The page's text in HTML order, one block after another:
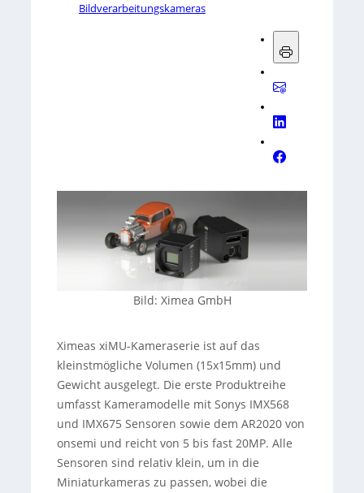
Bildverarbeitungskameras
Bild: Ximea GmbH
Ximeas xiMU-Kameraserie ist auf das
kleinstmögliche Volumen (15x15mm) und
Gewicht ausgelegt. Die erste Produktreihe
umfasst Kameramodelle mit Sonys IMX568
und IMX675 Sensoren sowie dem AR2020 von
onsemi und reicht von 5 bis fast 20MP. Alle
Sensoren sind relativ klein, um in die
Miniaturkameras zu passen, wobei die